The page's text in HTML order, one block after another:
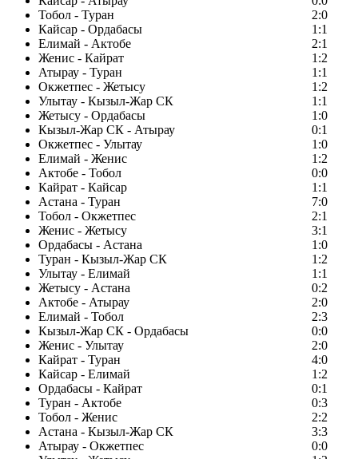
Тобол - Туран
2:0
Кайсар - Ордабасы
1:1
Елимай - Актобе
2:1
Женис - Кайрат
1:2
Атырау - Туран
1:1
Окжетпес - Жетысу
1:2
Улытау - Кызыл-Жар СК
1:1
Жетысу - Ордабасы
1:0
Кызыл-Жар СК - Атырау
0:1
Окжетпес - Улытау
1:0
Елимай - Женис
1:2
Актобе - Тобол
0:0
Кайрат - Кайсар
1:1
Астана - Туран
7:0
Тобол - Окжетпес
2:1
Женис - Жетысу
3:1
Ордабасы - Астана
1:0
Туран - Кызыл-Жар СК
1:2
Улытау - Елимай
1:1
Жетысу - Астана
0:2
Актобе - Атырау
2:0
Елимай - Тобол
2:3
Кызыл-Жар СК - Ордабасы
0:0
Женис - Улытау
2:0
Кайрат - Туран
4:0
Кайсар - Елимай
1:2
Ордабасы - Кайрат
0:1
Туран - Актобе
0:3
Тобол - Женис
2:2
Астана - Кызыл-Жар СК
3:3
Атырау - Окжетпес
0:0